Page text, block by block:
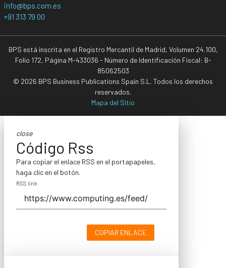
info@bps.com.es
+91 313 79 00
BPS está inscrita en el Registro Mercantil de Madrid, Volumen 24.100,
Folio 172, Página M-433036 - Número de Identificación Fiscal: B-
85062503
© 2026 BPS Business Publications Spain S.L. Todos los derechos
reservados.
Mapa del Sitio
close
Código Rss
Para copiar el enlace RSS en el portapapeles,
haga clic en el botón.
RSS link
COPIAR ENLACE